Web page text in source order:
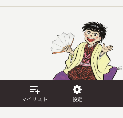
マイリスト 設定